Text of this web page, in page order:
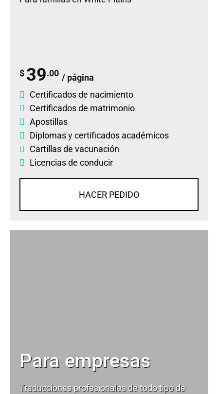
$ 39.00 / página
Certificados de nacimiento
Certificados de matrimonio
Apostillas
Diplomasycertificados académicos
Cartillas de vacunación
Licencias de conducir
HACER PEDIDO
Para empresas
Traducciones profesionales de todo tipo de